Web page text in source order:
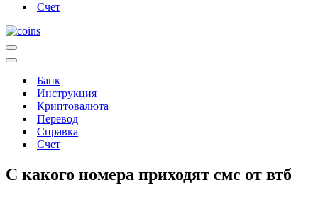
Счет
Меню
навигации
Меню
навигацииБанк
Инструкция
Криптовалюта
Перевод
Справка
Счет
С какого номера приходят смс от втб